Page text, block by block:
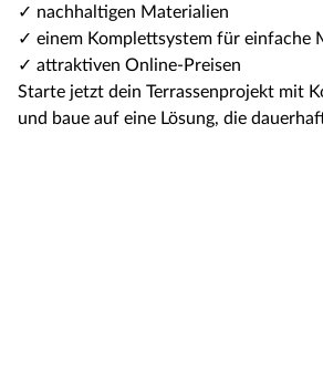
✓ nachhaltigen Materialien
✓ einem Komplettsystem für einfache
✓ attraktiven Online-Preisen
Starte jetzt dein Terrassenprojekt mit
und baue auf eine Lösung, die